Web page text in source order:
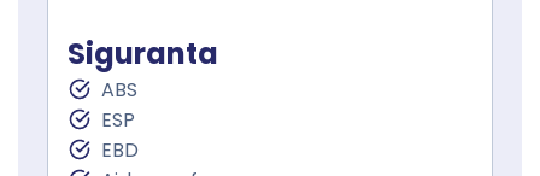
Oglindă laterală electrică
Oglinzi retrovizoare incalzite
Oglinzi exterioare rabatabile electric
Lane assist
Controlul tractiunii
Siguranta
ABS
ESP
EBD